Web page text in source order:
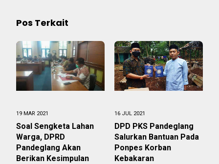
Pos Terkait
19 MAR 2021
Soal Sengketa Lahan
Warga, DPRD
Pandeglang Akan
Berikan Kesimpulan
16 JUL 2021
DPD PKS Pandeglang
Salurkan Bantuan Pada
Ponpes Korban
Kebakaran